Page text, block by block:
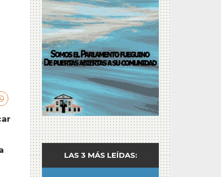
LAS 3 MÁS LEÍDAS: